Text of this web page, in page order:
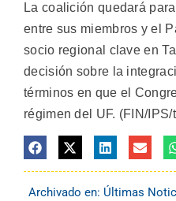
La coalición quedará
entre sus miembros y el
socio regional clave en
decisión sobre la
términos en que el
régimen del UF. (FIN/
Archivado en: Últimas